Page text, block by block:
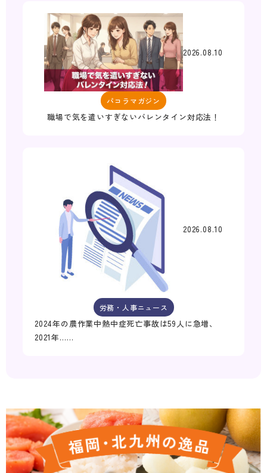
2026.08.10
パコラマガジン
職場で気を遣いすぎないバレンタイン対応法！
2026.08.10
労務・人事ニュース
2024年の農作業中熱中症死亡事故は59人に急増、
2021年……